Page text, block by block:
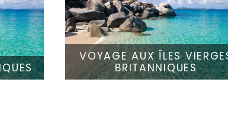
VOYAGE AUX ÎLES
BRITANNIQUES